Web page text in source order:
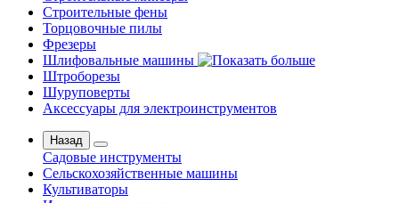
Строительные фены
Торцовочные пилы
Фрезеры
Шлифовальные машины
Штроборезы
Шуруповерты
Аксессуары для электроинструментов
Назад
Садовые инструменты
Сельскохозяйственные машины
Культиваторы